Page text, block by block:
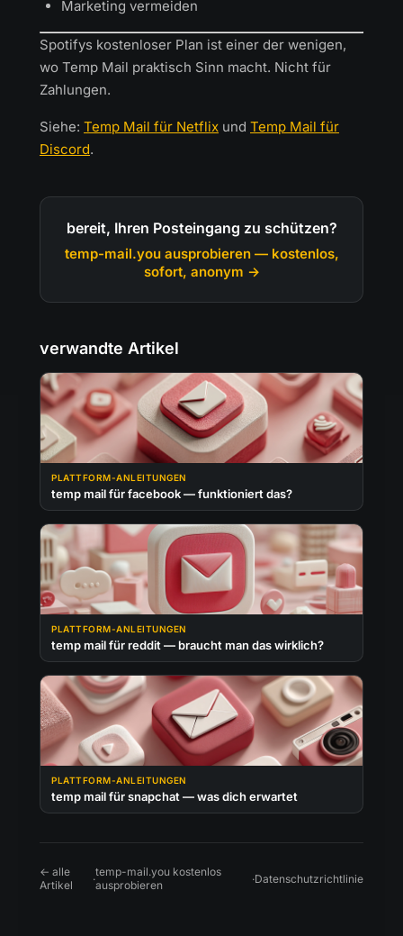
Marketing vermeiden
Spotifys kostenloser Plan ist einer der wenigen,
wo Temp Mail praktisch Sinn macht. Nicht für
Zahlungen.
Siehe: Temp Mail für Netflix und Temp Mail für
Discord.
bereit, Ihren Posteingang zu schützen?
temp-mail.you ausprobieren — kostenlos,
sofort, anonym →
verwandte Artikel
PLATTFORM-ANLEITUNGEN
temp mail für facebook — funktioniert das?
PLATTFORM-ANLEITUNGEN
temp mail für reddit — braucht man das wirklich?
PLATTFORM-ANLEITUNGEN
temp mail für snapchat — was dich erwartet
← alle
Artikel
·temp-mail.you kostenlos
ausprobieren
·Datenschutzrichtlinie